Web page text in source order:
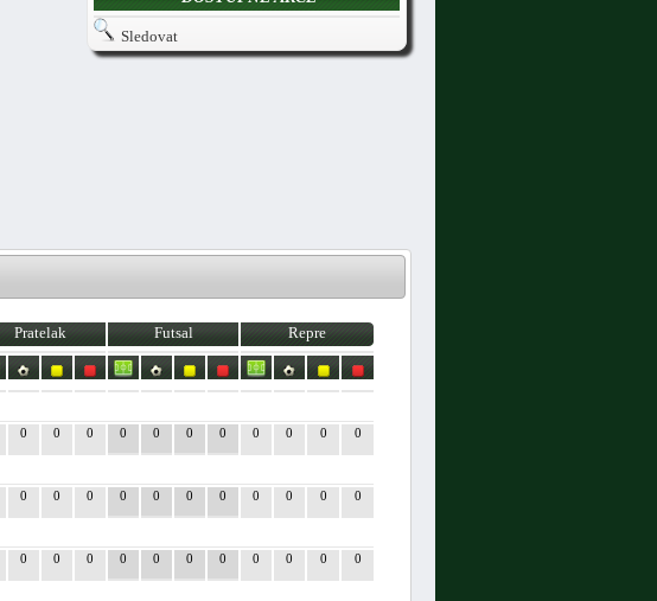
Sledovat
Pratelak Futsal Repre
0 0 0 0 0 0 0 0 0 0 0
0 0 0 0 0 0 0 0 0 0 0
0 0 0 0 0 0 0 0 0 0 0